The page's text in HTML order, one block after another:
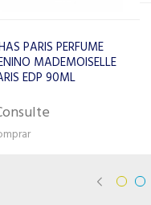
OPULENT MUSK